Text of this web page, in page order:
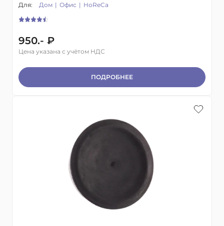
Для: Дом Офис HoReCa
950.- ₽
Цена указана с учётом НДС
ПОДРОБНЕЕ